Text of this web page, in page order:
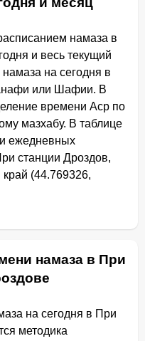
намаза в
и весь текущий
на сегодня в
или Шафии. В
времени Аср по
мазхабу. В таблице
ежедневных
станции Дроздов,
(44.769326,
намаза в При
на сегодня в При
методика